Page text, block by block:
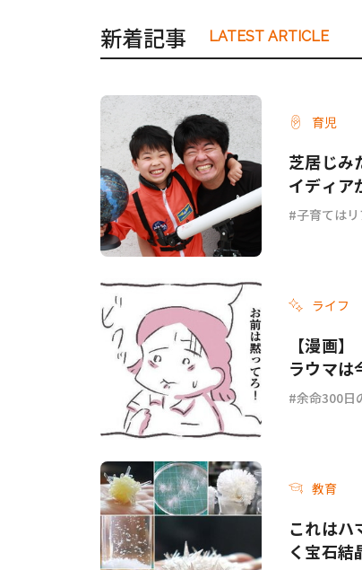
新着記事 LATEST ARTICLE
育児
芝居じみ
イディア
子育ては
ライフ
【漫画
ラウマは
余命300日
教育
これはハ
く宝石結